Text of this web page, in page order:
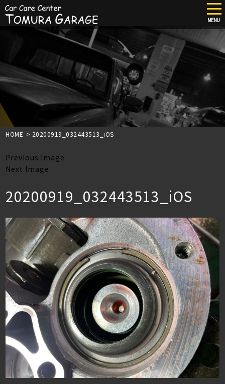
content
MENU
HOME > 20200919_032443513_iOS
Previous Image
Next Image
20200919_032443513_iOS